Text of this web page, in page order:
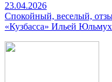
23.04.2026
Спокойный, веселый,
«Кузбасса» Ильей